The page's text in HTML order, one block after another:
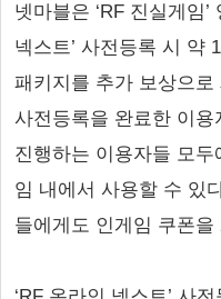
넷마블은 ‘RF 진실게임
넥스트’ 사전등록 시 약
패키지를 추가 보상으
사전등록을 완료한 이
진행하는 이용자들 모
임 내에서 사용할 수 있
들에게도 인게임 쿠폰을